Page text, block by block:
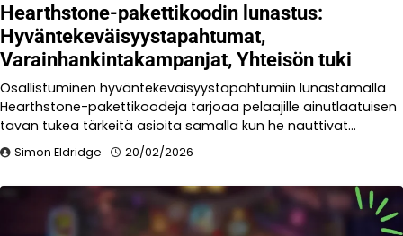
Hearthstone-pakettikoodin lunastus:
Hyväntekeväisyystapahtumat,
Varainhankintakampanjat, Yhteisön tuki
Osallistuminen hyväntekeväisyystapahtumiin lunastamalla
Hearthstone-pakettikoodeja tarjoaa pelaajille ainutlaatuisen
tavan tukea tärkeitä asioita samalla kun he nauttivat…
Simon Eldridge 20/02/2026